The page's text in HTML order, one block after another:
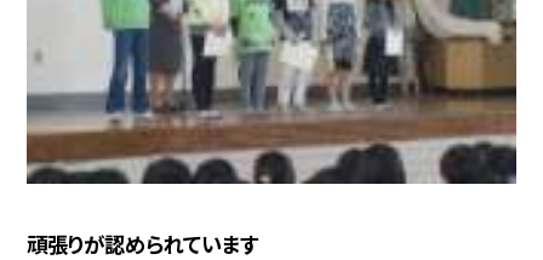
頑張りが認められています